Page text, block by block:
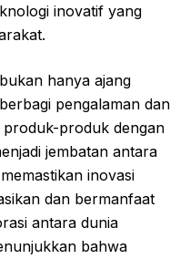
inovatif yang
hanya ajang
pengalaman dan
produk-produk dengan
jembatan antara
inovasi
dan bermanfaat
antara dunia
bahwa